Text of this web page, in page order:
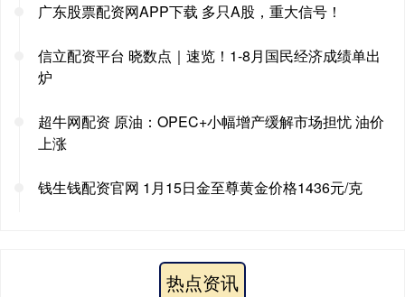
广东股票配资网APP下载 多只A股，重大信号！
信立配资平台 晓数点｜速览！1-8月国民经济成绩单出
炉
超牛网配资 原油：OPEC+小幅增产缓解市场担忧 油价
上涨
钱生钱配资官网 1月15日金至尊黄金价格1436元/克
热点资讯